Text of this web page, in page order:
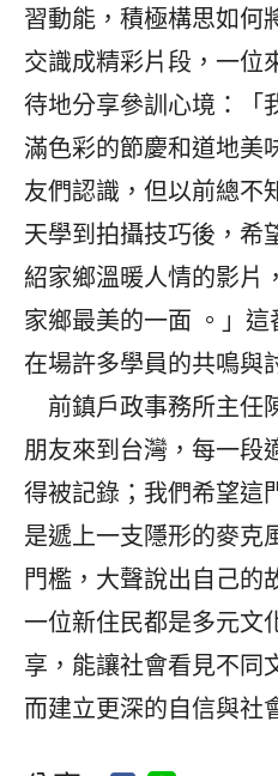
習動能，積極構思如何
交識成精彩片段，一位
待地分享參訓心境：「
滿色彩的節慶和道地美
友們認識，但以前總不
天學到拍攝技巧後，希
紹家鄉溫暖人情的影片
家鄉最美的一面 。」
在場許多學員的共鳴與
前鎮戶政事務所主任
朋友來到台灣，每一段
得被記錄；我們希望這
是遞上一支隱形的麥克
門檻，大聲說出自己的
一位新住民都是多元文
享，能讓社會看見不同
而建立更深的自信與社